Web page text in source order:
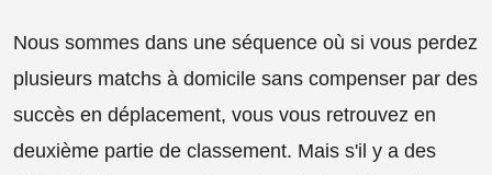
Nous sommes dans une séquence où si vous perdez
plusieurs matchs à domicile sans compenser par des
succès en déplacement, vous vous retrouvez en
deuxième partie de classement. Mais s'il y a des